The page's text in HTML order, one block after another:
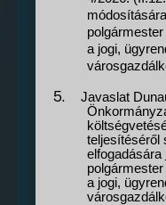
módosítására
polgármester
a jogi,
5.
Javaslat
teljesítéséről
elfogadására
polgármester
a jogi,